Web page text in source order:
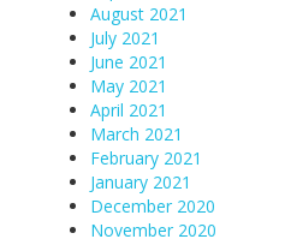
August 2021
July 2021
June 2021
May 2021
April 2021
March 2021
February 2021
January 2021
December 2020
November 2020